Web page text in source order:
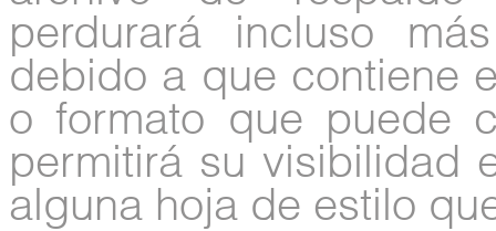
perdurará incluso
debido a que contiene
o formato que puede
permitirá su visibilidad
alguna hoja de estilo